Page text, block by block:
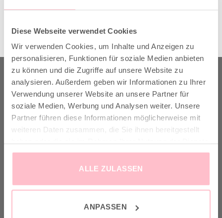
Diese Webseite verwendet Cookies
Wir verwenden Cookies, um Inhalte und Anzeigen zu
personalisieren, Funktionen für soziale Medien anbieten
zu können und die Zugriffe auf unsere Website zu
analysieren. Außerdem geben wir Informationen zu Ihrer
Verwendung unserer Website an unsere Partner für
soziale Medien, Werbung und Analysen weiter. Unsere
Partner führen diese Informationen möglicherweise mit
weiteren Daten zusammen, die Sie ihnen bereitgestellt
gesammelt haben.
ALLE ZULASSEN
ANPASSEN
←Zurück
Born in Munich.
Naturally sustainable.
sustainable production.